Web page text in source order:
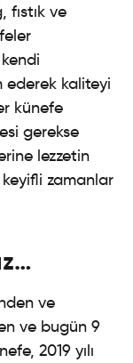
ve
ederek kaliteyi
künefe
gerekse
lezzetin
zamanlar
ve
ve bugün 9
2019 yılı